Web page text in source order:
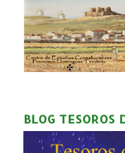
BLOG TESOROS